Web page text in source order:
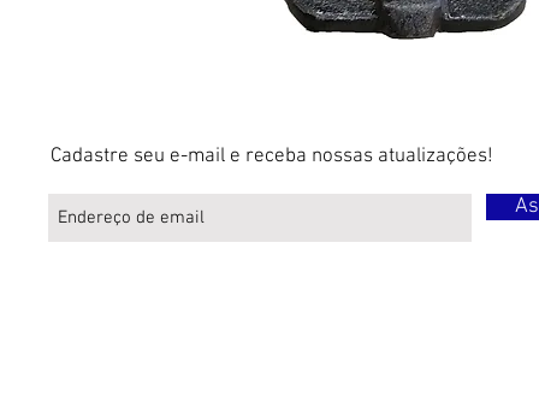
Cadastre seu e-mail e receba nossas atualizações!